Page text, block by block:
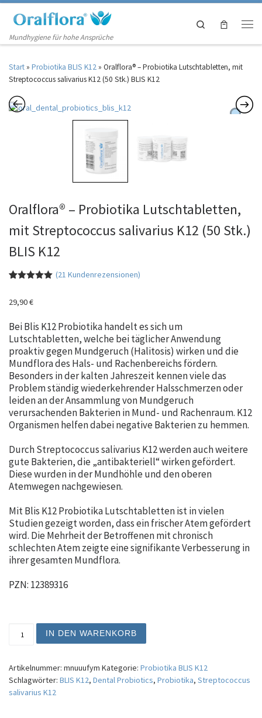
Zum Inhalt springen
Mundhygiene für hohe Ansprüche
Search
Start » Probiotika BLIS K12 » Oralflora® – Probiotika Lutschtabletten, mit
Streptococcus salivarius K12 (50 Stk.) BLIS K12
Oralflora® – Probiotika Lutschtabletten,
mit Streptococcus salivarius K12 (50 Stk.)
BLIS K12
von 5,
Kundenbewe
rtungen
(21 Kundenrezensionen)
29,90€
Bei Blis K12 Probiotika handelt es sich um
Lutschtabletten, welche bei täglicher Anwendung
proaktiv gegen Mundgeruch (Halitosis) wirken und die
Mundflora des Hals- und Rachenbereichs fördern.
Besonders in der kalten Jahreszeit kennen viele das
Problem ständig wiederkehrender Halsschmerzen oder
leiden an der Ansammlung von Mundgeruch
verursachenden Bakterien in Mund- und Rachenraum. K12
Organismen helfen dabei negative Bakterien zu hemmen.
Durch Streptococcus salivarius K12 werden auch weitere
gute Bakterien, die „antibakteriell“ wirken gefördert.
Diese wurden in der Mundhöhle und den oberen
Atemwegen nachgewiesen.
Mit Blis K12 Probiotika Lutschtabletten ist in vielen
Studien gezeigt worden, dass ein frischer Atem gefördert
wird. Die Mehrheit der Betroffenen mit chronisch
schlechten Atem zeigte eine signifikante Verbesserung in
ihrer gesamten Mundflora.
PZN: 12389316
Oralflora® – Probiotika Lutschtabletten, mit
IN DEN WARENKORB
Artikelnummer: mnuuufym Kategorie: Probiotika BLIS K12
Schlagwörter: BLIS K12, Dental Probiotics, Probiotika, Streptococcus
salivarius K12